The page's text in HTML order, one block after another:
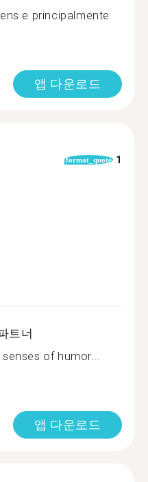
e principalmente
앱 다운로드
format_quote 1
트너
of humor...
앱 다운로드